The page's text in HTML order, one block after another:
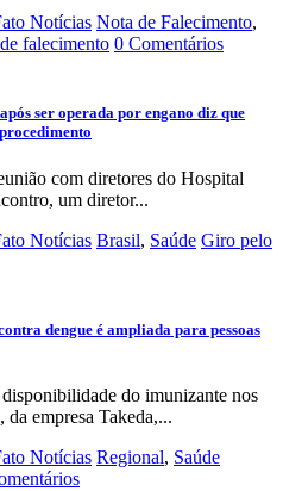
Notícias Nota de Falecimento,
falecimento 0 Comentários
ser operada por engano diz que
com diretores do Hospital
um diretor...
Notícias Brasil, Saúde Giro pelo
dengue é ampliada para pessoas
do imunizante nos
da empresa Takeda,...
Notícias Regional, Saúde